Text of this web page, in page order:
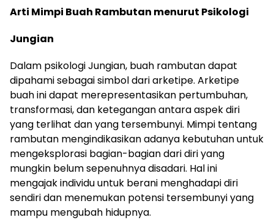
Arti Mimpi Buah Rambutan menurut Psikologi
Jungian
Dalam psikologi Jungian, buah rambutan dapat
dipahami sebagai simbol dari arketipe. Arketipe
buah ini dapat merepresentasikan pertumbuhan,
transformasi, dan ketegangan antara aspek diri
yang terlihat dan yang tersembunyi. Mimpi tentang
rambutan mengindikasikan adanya kebutuhan untuk
mengeksplorasi bagian-bagian dari diri yang
mungkin belum sepenuhnya disadari. Hal ini
mengajak individu untuk berani menghadapi diri
sendiri dan menemukan potensi tersembunyi yang
mampu mengubah hidupnya.